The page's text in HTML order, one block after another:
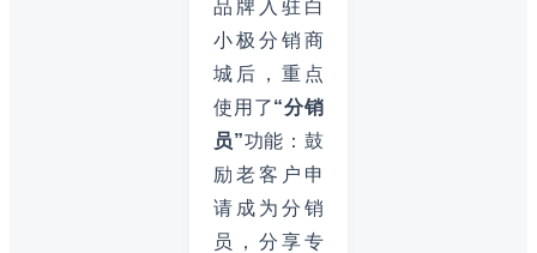
品牌入驻白
小极分销商
城后，重点
使用了“分销
员”功能：鼓
励老客户申
请成为分销
员，分享专